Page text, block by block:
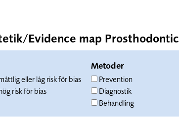
Evidence map
eller låg risk för bias
risk för bias
Metoder
Prevention
Diagnostik
Behandling